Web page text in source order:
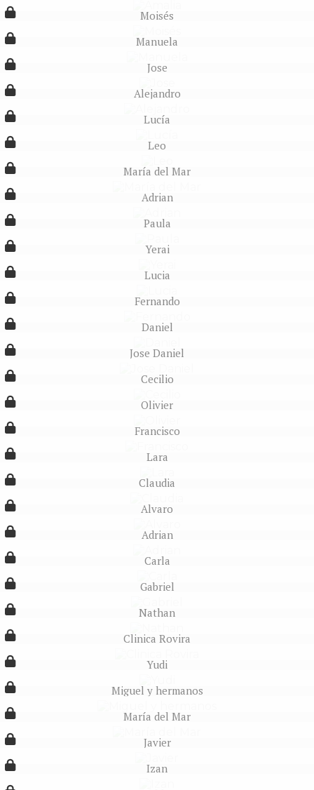
Moisés
Manuela
Jose
Alejandro
Lucía
Leo
María del Mar
Adrian
Paula
Yerai
Lucia
Fernando
Daniel
Jose Daniel
Cecilio
Olivier
Francisco
Lara
Claudia
Alvaro
Adrian
Carla
Gabriel
Nathan
Clinica Rovira
Yudi
Miguel y hermanos
María del Mar
Javier
Izan